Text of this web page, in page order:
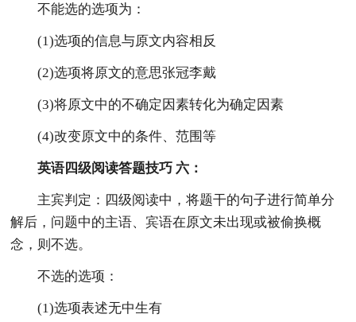
不能选的选项为：
(1)选项的信息与原文内容相反
(2)选项将原文的意思张冠李戴
(3)将原文中的不确定因素转化为确定因素
(4)改变原文中的条件、范围等
英语四级阅读答题技巧 六：
主宾判定：四级阅读中，将题干的句子进行简单分
解后，问题中的主语、宾语在原文未出现或被偷换概
念，则不选。
不选的选项：
(1)选项表述无中生有